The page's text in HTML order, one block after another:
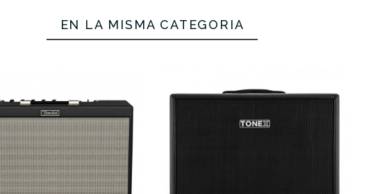
EN LA MISMA CATEGORÍA